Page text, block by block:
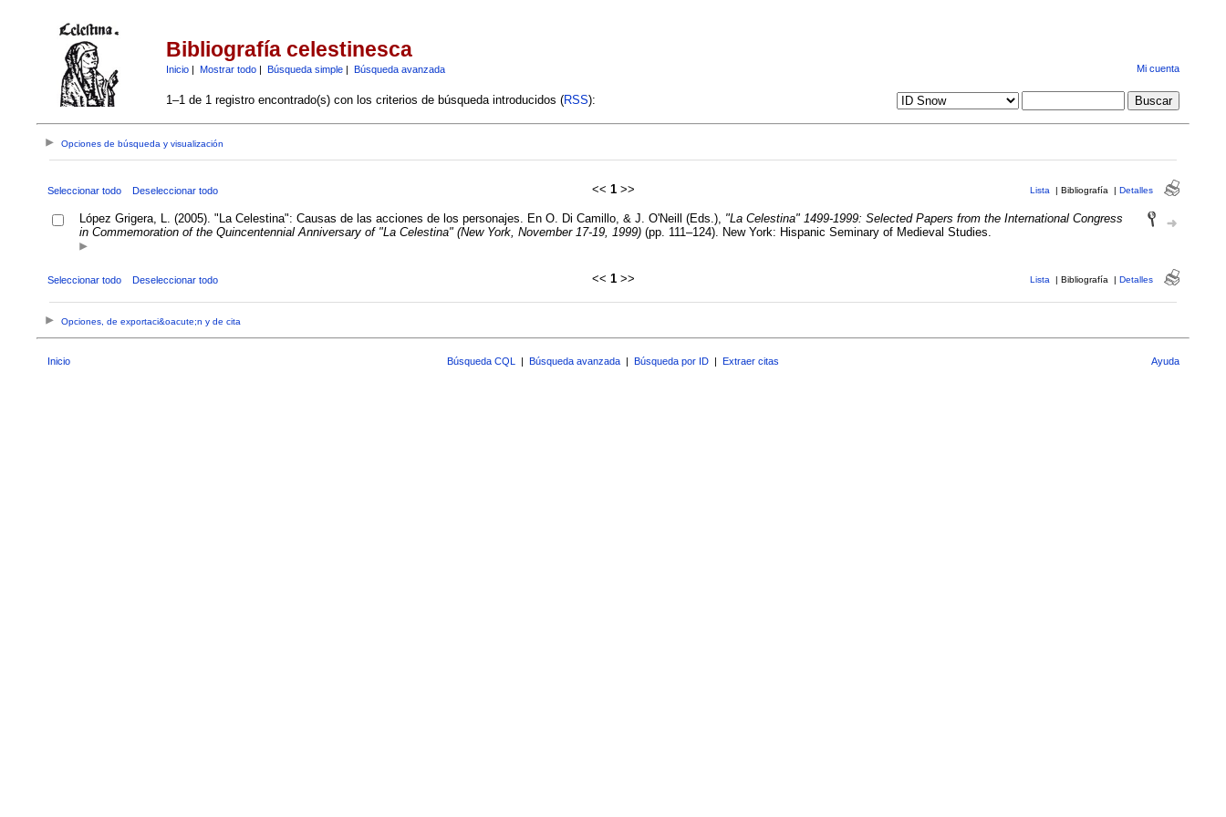
Bibliografía celestinesca
Inicio| Mostrar todo| Búsqueda simple| Búsqueda avanzada Mi cuenta
1–1 de 1 registro encontrado(s) con los criterios de búsqueda introducidos (RSS):
Opciones de búsqueda y visualización
Seleccionar todo Deseleccionar todo << 1>> Lista | Bibliografía | Detalles
López Grigera, L. (2005). "La Celestina": Causas de las acciones de los personajes. En O. Di Camillo, & J. O'Neill (Eds.), "La Celestina" 1499-1999: Selected Papers from the International Congress
in Commemoration of the Quincentennial Anniversary of "La Celestina" (New York, November 17-19, 1999)(pp. 111–124). New York: Hispanic Seminary of Medieval Studies.
Seleccionar todo Deseleccionar todo << 1>> Lista | Bibliografía | Detalles
Opciones, de exportaci&oacute;n y de cita
Inicio Búsqueda CQL | Búsqueda avanzada | Búsqueda por ID | Extraer citas Ayuda